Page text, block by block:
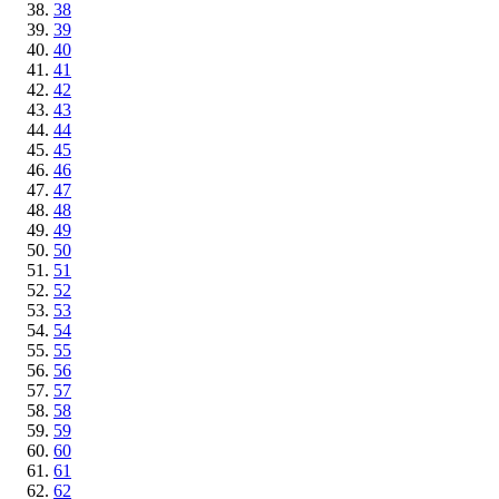
38
39
40
41
42
43
44
45
46
47
48
49
50
51
52
53
54
55
56
57
58
59
60
61
62